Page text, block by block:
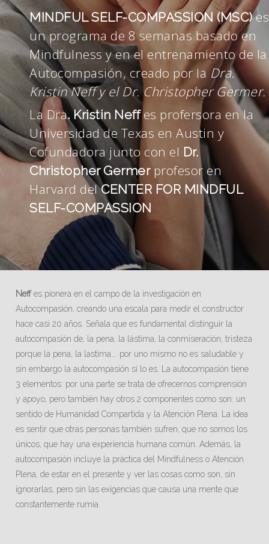
MINDFUL SELF-COMPASSION (MSC)es
un programa de 8 semanas basado en
Mindfulness y en el entrenamiento de la
Autocompasión, creado por laDra.
Kristin Neff y el Dr. Christopher Germer.
La Dra. Kristin Neffes profersora en la
Universidad de Texas en Austin y
Cofundadora junto con el Dr.
Christopher Germerprofesor en
Harvard delCENTER FOR MINDFUL
SELF-COMPASSION
Neffes pionera en el campo de la investigación en
Autocompasión, creando una escala para medir el constructor
hace casi 20 años. Señala que es fundamental distinguir la
autocompasión de, la pena, la lástima, la conmiseración, tristeza
porque la pena, la lastima…. por uno mismo no es saludable y
sin embargo la autocompasión sí lo es. La autocompasión tiene
3 elementos: por una parte se trata de ofrecernos comprensión
y apoyo, pero también hay otros 2 componentes como son: un
sentido de Humanidad Compartida y la Atención Plena. La idea
es sentir que otras personas también sufren, que no somos los
únicos, que hay una experiencia humana común. Además, la
autocompasión incluye la práctica del Mindfulness o Atención
Plena, de estar en el presente y ver las cosas como son, sin
ignorarlas, pero sin las exigencias que causa una mente que
constantemente rumia.